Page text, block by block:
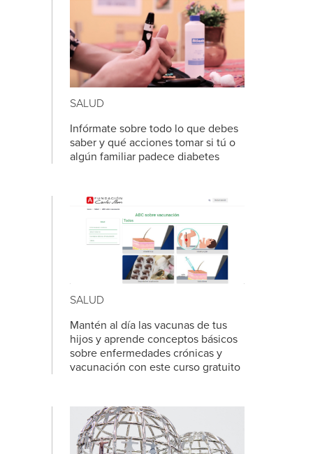
SALUD
Infórmate sobre todo lo que debes
saber y qué acciones tomar si tú o
algún familiar padece diabetes
SALUD
Mantén al día las vacunas de tus
hijos y aprende conceptos básicos
sobre enfermedades crónicas y
vacunación con este curso gratuito